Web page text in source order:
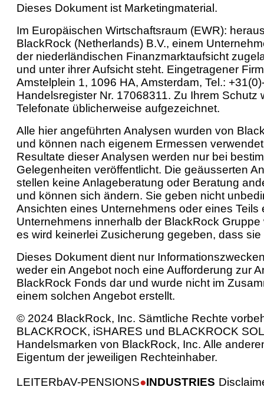
Dieses Dokument ist Marketingmaterial.
Im Europäischen Wirtschaftsraum (EWR):
BlackRock (Netherlands) B.V., einem
der niederländischen Finanzmarktaufsicht
und unter ihrer Aufsicht steht. Eingetragener
Amstelplein 1, 1096 HA, Amsterdam, Tel.:
Handelsregister Nr. 17068311. Zu Ihrem Schutz
Telefonate üblicherweise aufgezeichnet.
Alle hier angeführten Analysen wurden von
und können nach eigenem Ermessen
Resultate dieser Analysen werden nur bei
Gelegenheiten veröffentlicht. Die geäusserten
stellen keine Anlageberatung oder Beratung
und können sich ändern. Sie geben nicht
Ansichten eines Unternehmens oder eines Teils
Unternehmens innerhalb der BlackRock Gruppe
es wird keinerlei Zusicherung gegeben, dass sie
Dieses Dokument dient nur
weder ein Angebot noch eine Aufforderung zur
BlackRock Fonds dar und wurde nicht im
einem solchen Angebot erstellt.
© 2024 BlackRock, Inc. Sämtliche Rechte
BLACKROCK, iSHARES und BLACKROCK
Handelsmarken von BlackRock, Inc. Alle
Eigentum der jeweiligen Rechteinhaber.
LEITERbAV-PENSIONS●INDUSTRIES